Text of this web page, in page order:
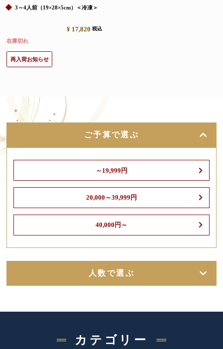
3～4人前（19×28×5cm）＜冷凍＞
¥ 17,820 税込
在庫切れ
再入荷お知らせ
ご予算で選ぶ
～19,999円
20,000～39,999円
40,000円～
人数で選ぶ
カテゴリー